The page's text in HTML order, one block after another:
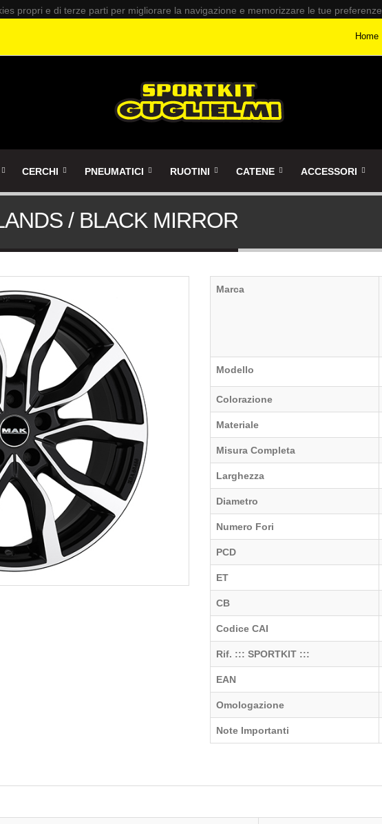
propri e di terze parti per migliorare la navigazione e memorizzare le tue preferenze.
Home
CERCHI PNEUMATICI RUOTINI CATENE ACCESSORI
/ BLACK MIRROR
Marca
Modello
Colorazione
Materiale
Misura Completa
Larghezza
Diametro
Numero Fori
PCD
ET
CB
Codice CAI
Rif. ::: SPORTKIT :::
EAN
Omologazione
Note Importanti